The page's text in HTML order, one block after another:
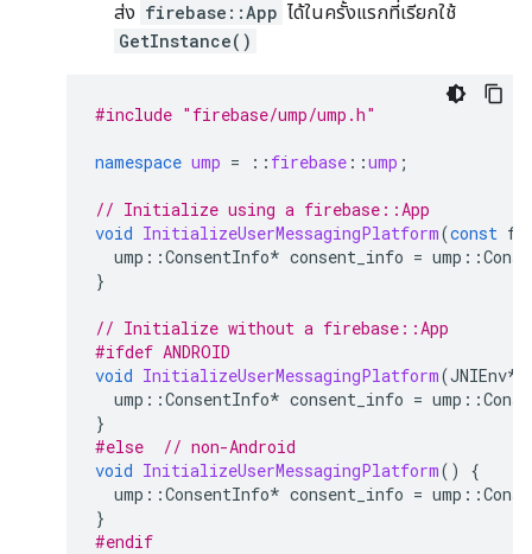
ส่ง firebase::App ได้ในครั้งแรกที่เรียกใช้
GetInstance()
#include "firebase/ump/ump.h"
namespace ump = :: firebase ::ump ;
// Initialize using a firebase::App
void InitializeUserMessagingPlatform(const
ump ::ConsentInfo* consent_info = ump ::
}
// Initialize without a firebase::App
#ifdef ANDROID
void InitializeUserMessagingPlatform(JNIEnv*
ump ::ConsentInfo* consent_info = ump ::
}
#else
// non-Android
void InitializeUserMessagingPlatform()
{
ump ::ConsentInfo* consent_info = ump ::
}
#endif